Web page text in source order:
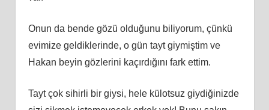
Onun da bende gözü olduğunu biliyorum, çünkü
evimize geldiklerinde, o gün tayt giymiştim ve
Hakan beyin gözlerini kaçırdığını fark ettim.
Tayt çok sihirli bir giysi, hele külotsuz giydiğinizde